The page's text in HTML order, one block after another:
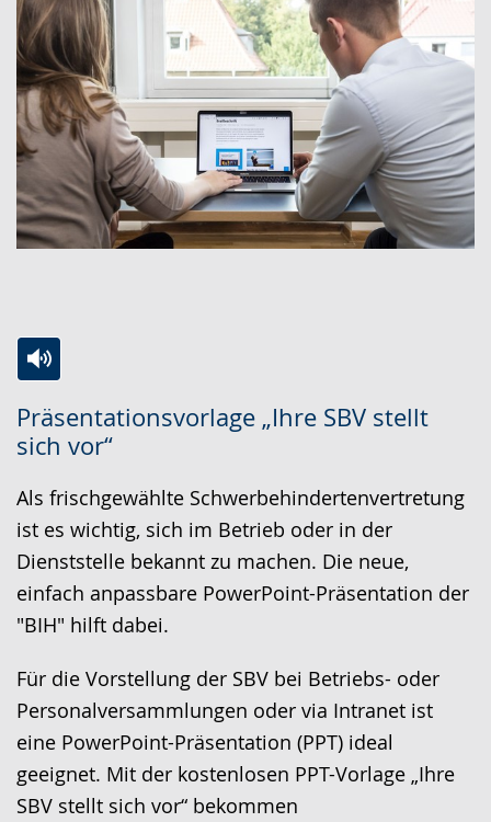
Präsentationsvorlage „Ihre SBV stellt
sich vor“
Leichten
Sprache
wechseln.
Audio-
Unterstützung.
Video
in
Deutscher
Gebärdensprache
wird
angezeigt.
Als frischgewählte Schwerbehindertenvertretung
ist es wichtig, sich im Betrieb oder in der
Dienststelle bekannt zu machen. Die neue,
einfach anpassbare PowerPoint-Präsentation der
"BIH" hilft dabei.
Für die Vorstellung der SBV bei Betriebs- oder
Personalversammlungen oder via Intranet ist
eine PowerPoint-Präsentation (PPT) ideal
geeignet. Mit der kostenlosen PPT-Vorlage „Ihre
SBV stellt sich vor“ bekommen